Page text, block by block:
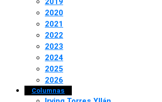
2020
2021
2022
2023
2024
2025
2026
Columnas